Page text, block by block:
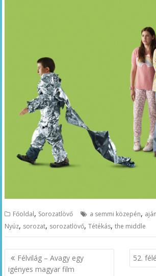
Főoldal, Sorozatlövő a semmi közepén,
Nyúz, sorozat, sorozatlövő,Tétékás,the middle
Bejegyzés
navigáció
Félvilág – Avagy egy
igényes magyar film
52.